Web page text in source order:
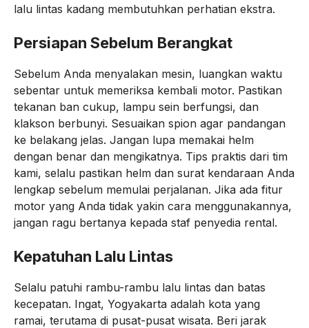
lalu lintas kadang membutuhkan perhatian ekstra.
Persiapan Sebelum Berangkat
Sebelum Anda menyalakan mesin, luangkan waktu
sebentar untuk memeriksa kembali motor. Pastikan
tekanan ban cukup, lampu sein berfungsi, dan
klakson berbunyi. Sesuaikan spion agar pandangan
ke belakang jelas. Jangan lupa memakai helm
dengan benar dan mengikatnya. Tips praktis dari tim
kami, selalu pastikan helm dan surat kendaraan Anda
lengkap sebelum memulai perjalanan. Jika ada fitur
motor yang Anda tidak yakin cara menggunakannya,
jangan ragu bertanya kepada staf penyedia rental.
Kepatuhan Lalu Lintas
Selalu patuhi rambu-rambu lalu lintas dan batas
kecepatan. Ingat, Yogyakarta adalah kota yang
ramai, terutama di pusat-pusat wisata. Beri jarak